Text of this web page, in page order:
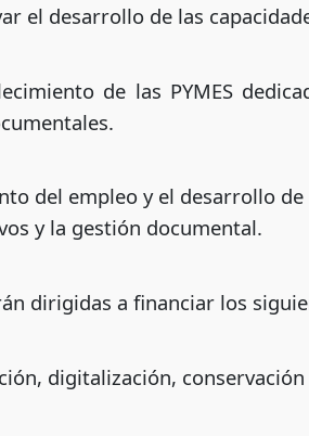
el desarrollo de las
de las PYMES
del empleo y el desarrollo de
y la gestión documental.
dirigidas a financiar los
digitalización,